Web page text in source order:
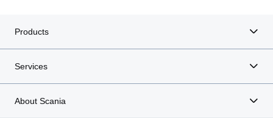
Products
Services
About Scania